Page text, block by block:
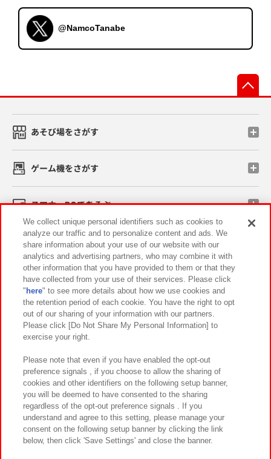
@NamcoTanabe
あそび場をさがす
ゲーム機をさがす
スマホ・PCであそぶ
イベント・キャンペーン
関連会社 サステナビリティ サイトポリシー
プライバシーポリシー ウェブアクセシビリティ方針と検証結果
お取引先さまとともに
カスタマーハラスメント対応方針 よくあるご質問・お問い合わせ
©Bandai Namco Amusement Inc.
We collect unique personal identifiers such as cookies to
analyze our traffic and to personalize content and ads. We
share information about your use of our website with our
analytics and advertising partners, who may combine it with
other information that you have provided to them or that they
have collected from your use of their services. Please click
" here" to see more details about how we use cookies and
the retention period of each cookie. You have the right to opt
out of our sharing of your information with our partners.
Please click [Do Not Share My Personal Information] to
exercise your right.
Please note that even if you have enabled the opt-out
preference signals , if you choose to allow the sharing of
cookies and other identifiers on the following setup banner,
you will be deemed to have consented to the sharing
regardless of the opt-out preference signals . If you
understand and agree to this setting, please manage your
consent on the following setup banner by clicking the link
below, then click 'Save Settings' and close the banner.